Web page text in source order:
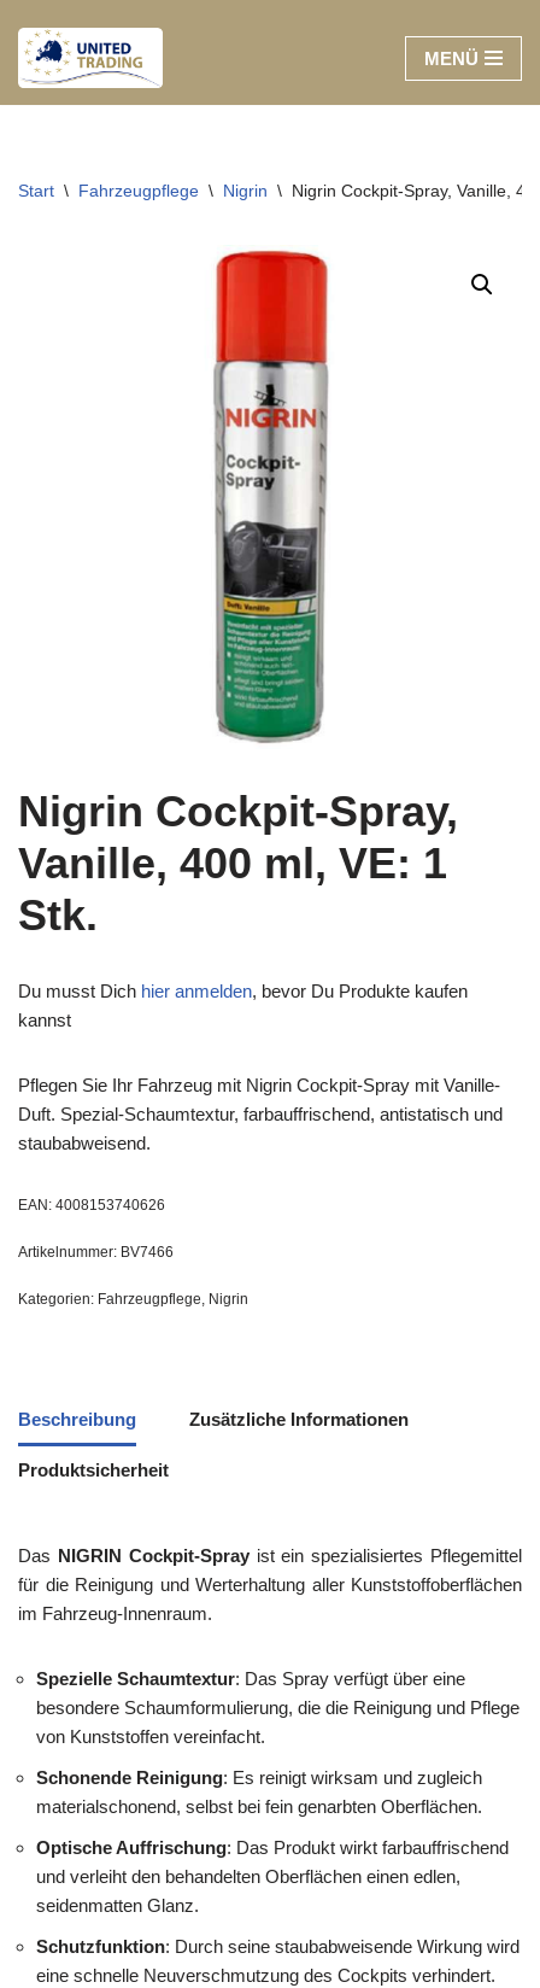
Zum
Inhalt
MENÜ
Start \ Fahrzeugpflege \ Nigrin \ Nigrin Cockpit-Spray, Vanille,
Nigrin Cockpit-Spray,
Vanille, 400 ml, VE: 1
Stk.
Du musst Dich hier anmelden, bevor Du Produkte kaufen
kannst
Pflegen Sie Ihr Fahrzeug mit Nigrin Cockpit-Spray mit Vanille-
Duft. Spezial-Schaumtextur, farbauffrischend, antistatisch und
staubabweisend.
EAN: 4008153740626
Artikelnummer: BV7466
Kategorien: Fahrzeugpflege, Nigrin
Beschreibung Zusätzliche Informationen
Produktsicherheit
Das NIGRIN Cockpit-Spray ist ein spezialisiertes Pflegemittel
für die Reinigung und Werterhaltung aller Kunststoffoberflächen
im Fahrzeug-Innenraum.
Spezielle Schaumtextur: Das Spray verfügt über eine
besondere Schaumformulierung, die die Reinigung und Pflege
von Kunststoffen vereinfacht.
Schonende Reinigung: Es reinigt wirksam und zugleich
materialschonend, selbst bei fein genarbten Oberflächen.
Optische Auffrischung: Das Produkt wirkt farbauffrischend
und verleiht den behandelten Oberflächen einen edlen,
seidenmatten Glanz.
Schutzfunktion: Durch seine staubabweisende Wirkung wird
eine schnelle Neuverschmutzung des Cockpits verhindert.